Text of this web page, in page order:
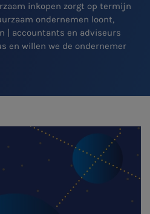
inkopen zorgt op termijn
ondernemen loont,
| accountants en adviseurs
en willen we de ondernemer